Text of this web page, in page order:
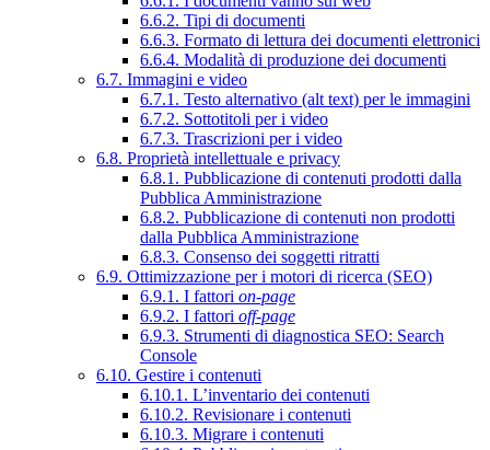
6.6.2. Tipi di documenti
6.6.3. Formato di lettura dei documenti elettronici
6.6.4. Modalità di produzione dei documenti
6.7. Immagini e video
6.7.1. Testo alternativo (alt text) per le immagini
6.7.2. Sottotitoli per i video
6.7.3. Trascrizioni per i video
6.8. Proprietà intellettuale e privacy
6.8.1. Pubblicazione di contenuti prodotti dalla
Pubblica Amministrazione
6.8.2. Pubblicazione di contenuti non prodotti
dalla Pubblica Amministrazione
6.8.3. Consenso dei soggetti ritratti
6.9. Ottimizzazione per i motori di ricerca (SEO)
6.9.1. I fattori on-page
6.9.2. I fattori off-page
6.9.3. Strumenti di diagnostica SEO: Search
Console
6.10. Gestire i contenuti
6.10.1. L’inventario dei contenuti
6.10.2. Revisionare i contenuti
6.10.3. Migrare i contenuti